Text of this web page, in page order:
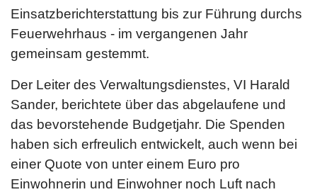
Einsatzberichterstattung bis zur Führung durchs
Feuerwehrhaus - im vergangenen Jahr
gemeinsam gestemmt.
Der Leiter des Verwaltungsdienstes, VI Harald
Sander, berichtete über das abgelaufene und
das bevorstehende Budgetjahr. Die Spenden
haben sich erfreulich entwickelt, auch wenn bei
einer Quote von unter einem Euro pro
Einwohnerin und Einwohner noch Luft nach